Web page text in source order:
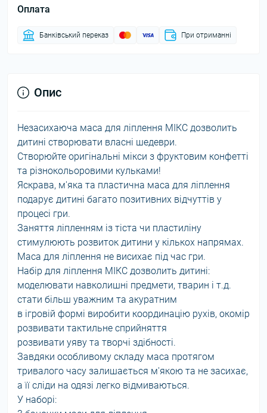
Оплата
Банківський переказ При отриманні
Опис
Незасихаюча маса для ліплення МІКС дозволить
дитині створювати власні шедеври.
Створюйте оригінальні мікси з фруктовим конфетті
та різнокольоровими кульками!
Яскрава, м'яка та пластична маса для ліплення
подарує дитині багато позитивних відчуттів у
процесі гри.
Заняття ліпленням із тіста чи пластиліну
стимулюють розвиток дитини у кількох напрямах.
Маса для ліплення не висихає під час гри.
Набір для ліплення МІКС дозволить дитині:
моделювати навколишні предмети, тварин і т.д.
стати більш уважним та акуратним
в ігровій формі виробити координацію рухів, окомір
розвивати тактильне сприйняття
розвивати уяву та творчі здібності.
Завдяки особливому складу маса протягом
тривалого часу залишається м'якою та не засихає,
а її сліди на одязі легко відмиваються.
У наборі: